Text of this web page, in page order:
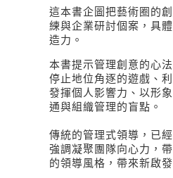
這本書企圖把藝術圈的
練與企業研討個案，具
造力。
本書提示管理創意的心
停止地位角逐的遊戲、
發揮個人影響力、以形
通與組織管理的盲點。
傳統的管理式領導，已
強調凝聚團隊向心力，
的領導風格，帶來新啟發